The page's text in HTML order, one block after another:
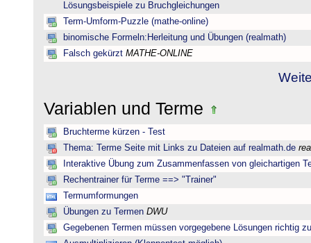
Lösungsbeispiele zu Bruchgleichungen
Term-Umform-Puzzle (mathe-online)
binomische Formeln:Herleitung und Übungen (realmath)
Falsch gekürzt MATHE-ONLINE
Variablen und Terme
Bruchterme kürzen - Test
Thema: Terme Seite mit Links zu Dateien auf realmath.de
Interaktive Übung zum Zusammenfassen von gleichartigen
Rechentrainer für Terme ==> "Trainer"
Termumformungen
Übungen zu Termen DWU
Gegebenen Termen müssen vorgegebene Lösungen richtig